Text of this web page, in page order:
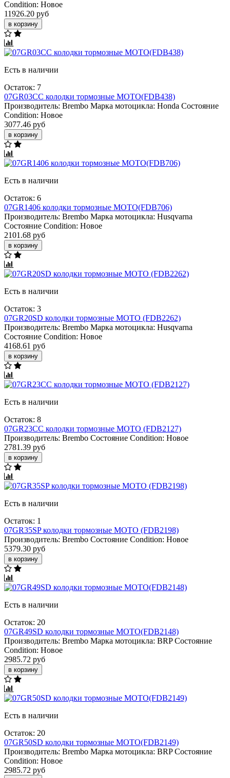
Condition: Новое
11926.20 руб
в корзину
Есть в наличии
Остаток: 7
07GR03CC колодки тормозные МОТО(FDB438)
Производитель: Brembo Марка мотоцикла: Honda Состояние
Condition: Новое
3077.46 руб
в корзину
Есть в наличии
Остаток: 6
07GR1406 колодки тормозные МОТО(FDB706)
Производитель: Brembo Марка мотоцикла: Husqvarna
Состояние Condition: Новое
2101.68 руб
в корзину
Есть в наличии
Остаток: 3
07GR20SD колодки тормозные МОТО (FDB2262)
Производитель: Brembo Марка мотоцикла: Husqvarna
Состояние Condition: Новое
4168.61 руб
в корзину
Есть в наличии
Остаток: 8
07GR23CC колодки тормозные МОТО (FDB2127)
Производитель: Brembo Состояние Condition: Новое
2781.39 руб
в корзину
Есть в наличии
Остаток: 1
07GR35SP колодки тормозные МОТО (FDB2198)
Производитель: Brembo Состояние Condition: Новое
5379.30 руб
в корзину
Есть в наличии
Остаток: 20
07GR49SD колодки тормозные МОТО(FDB2148)
Производитель: Brembo Марка мотоцикла: BRP Состояние
Condition: Новое
2985.72 руб
в корзину
Есть в наличии
Остаток: 20
07GR50SD колодки тормозные МОТО(FDB2149)
Производитель: Brembo Марка мотоцикла: BRP Состояние
Condition: Новое
2985.72 руб